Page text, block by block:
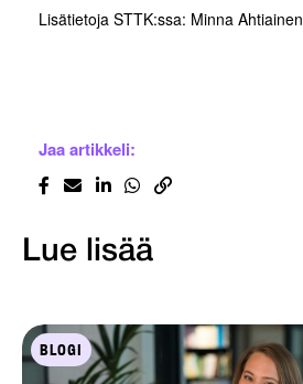
Lisätietoja STTK:ssa: Minna Ahtiainen
Jaa artikkeli:
Lue lisää
BLOGI